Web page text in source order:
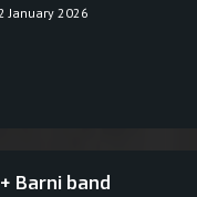
January 2026
Barni band